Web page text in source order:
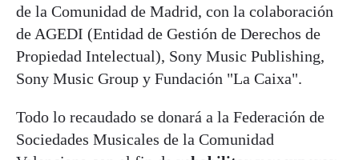
de la Comunidad de Madrid, con la colaboración
de AGEDI (Entidad de Gestión de Derechos de
Propiedad Intelectual), Sony Music Publishing,
Sony Music Group y Fundación "La Caixa".
Todo lo recaudado se donará a la Federación de
Sociedades Musicales de la Comunidad